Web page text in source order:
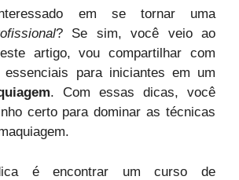
em se tornar uma
? Se sim, você veio ao
artigo, vou compartilhar com
para iniciantes em um
. Com essas dicas, você
certo para dominar as técnicas
é encontrar um curso de